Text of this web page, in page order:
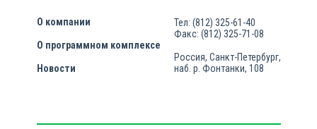
О компании
О программном комплексе
Новости
Тел: (812) 325-61-40
Факс: (812) 325-71-08
Россия, Санкт-Петербург,
наб. р. Фонтанки, 108